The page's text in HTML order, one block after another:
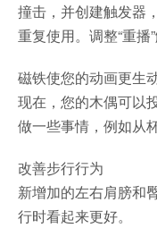
撞击，并创建触发器
重复使用。调整“重播
磁铁使您的动画更生
现在，您的木偶可以
做一些事情，例如从
改善步行行为
新增加的左右肩膀和
行时看起来更好。